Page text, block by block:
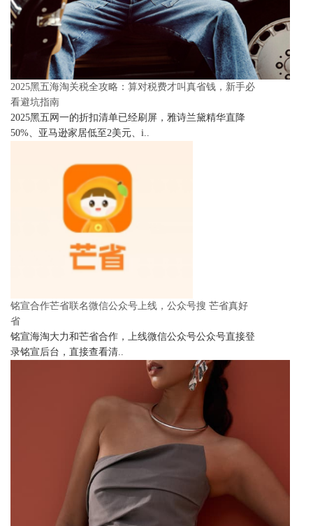
2025黑五海淘关税全攻略：算对税费才叫真省钱，新手必
看避坑指南
2025黑五网一的折扣清单已经刷屏，雅诗兰黛精华直降
50%、亚马逊家居低至2美元、i..
铭宣合作芒省联名微信公众号上线，公众号搜 芒省真好
省
铭宣海淘大力和芒省合作，上线微信公众号公众号直接登
录铭宣后台，直接查看清..